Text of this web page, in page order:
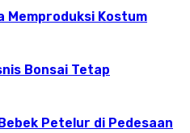
Memproduksi Kostum
Bonsai Tetap
Petelur di Pedesaan